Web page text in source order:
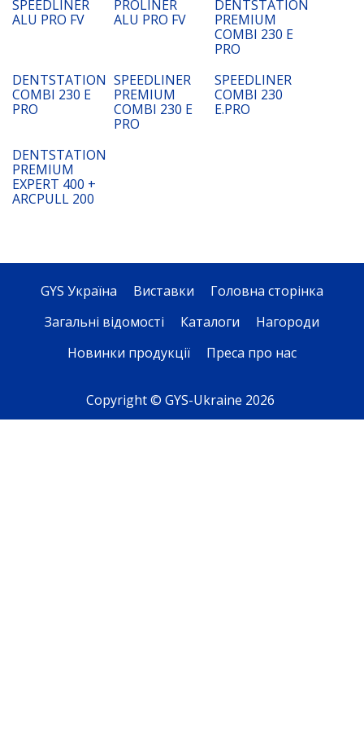
SPEEDLINER
ALU PRO FV
PROLINER
ALU PRO FV
DENTSTATION
PREMIUM
COMBI 230 E
PRO
DENTSTATION
COMBI 230 E
PRO
SPEEDLINER
PREMIUM
COMBI 230 E
PRO
SPEEDLINER
COMBI 230
E.PRO
DENTSTATION
PREMIUM
EXPERT 400 +
ARCPULL 200
GYS Україна Виставки
Головна сторінка
Загальні відомості
Каталоги
Нагороди
Новинки продукції
Преса про нас
Copyright © GYS-Ukraine 2026